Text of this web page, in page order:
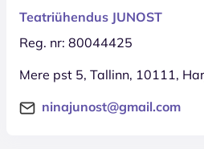
Teatriühendus JUNOST
Reg. nr: 80044425
Mere pst 5, Tallinn, 10111,
ninajunost@gmail.com